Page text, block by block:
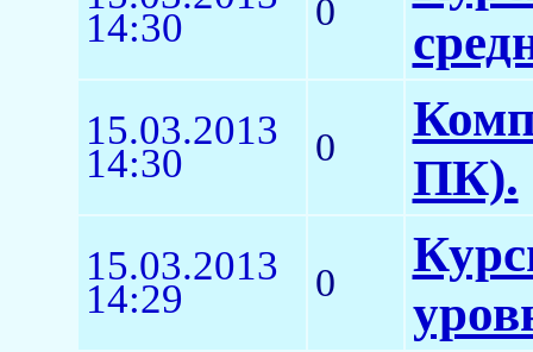
14:30 0
15.03.2013
14:30 0
ПК).
15.03.2013
14:29 0